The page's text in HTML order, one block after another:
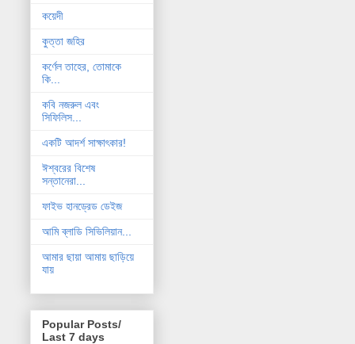
কয়েদী
কুত্তা জহির
কর্ণেল তাহের, তোমাকে
কি...
কবি নজরুল এবং
সিফিলিস...
একটি আদর্শ সাক্ষাৎকার!
ঈশ্বরের বিশেষ
সন্তানেরা...
ফাইভ হানড্রেড ডেইজ
আমি ব্লাডি সিভিলিয়ান...
আমার ছায়া আমায় ছাড়িয়ে
যায়
Popular Posts/
Last 7 days